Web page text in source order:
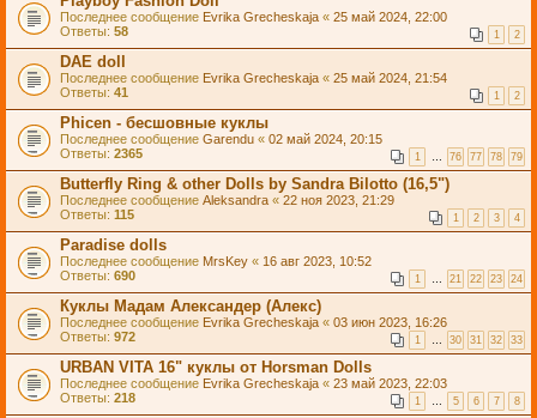
Последнее сообщение Evrika Grecheskaja « 25 май 2024, 22:00
Ответы: 58 1 2
DAE doll
Последнее сообщение Evrika Grecheskaja « 25 май 2024, 21:54
Ответы: 41 1 2
Phicen - бесшовные куклы
Последнее сообщение Garendu « 02 май 2024, 20:15
Ответы: 2365 1 … 76 77 78 79
Butterfly Ring & other Dolls by Sandra Bilotto (16,5")
Последнее сообщение Aleksandra « 22 ноя 2023, 21:29
Ответы: 115 1 2 3 4
Paradise dolls
Последнее сообщение MrsKey « 16 авг 2023, 10:52
Ответы: 690 1 … 21 22 23 24
Куклы Мадам Александер (Алекс)
Последнее сообщение Evrika Grecheskaja « 03 июн 2023, 16:26
Ответы: 972 1 … 30 31 32 33
URBAN VITA 16" куклы от Horsman Dolls
Последнее сообщение Evrika Grecheskaja « 23 май 2023, 22:03
Ответы: 218 1 … 5 6 7 8